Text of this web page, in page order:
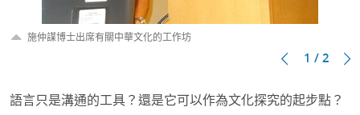
施仲謀博士出席有關中華文化的工作坊
1 / 2
語言只是溝通的工具？還是它可以作為文化探究的起步點？